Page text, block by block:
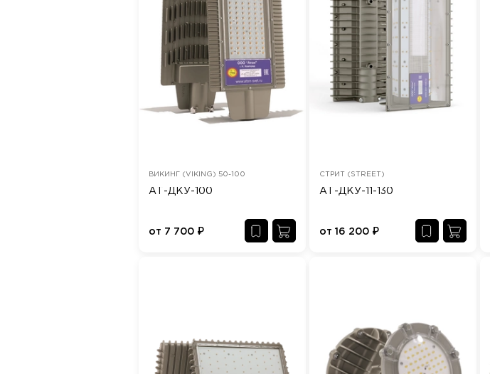
ВИКИНГ (VIKING) 50-100
АТ-ДКУ-100
от 7 700 ₽
СТРИТ (STREET)
АТ-ДКУ-11-130
от 16 200 ₽